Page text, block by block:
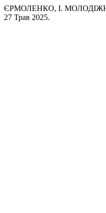
ЄРМОЛЕНКО, І.
27 Трав 2025.